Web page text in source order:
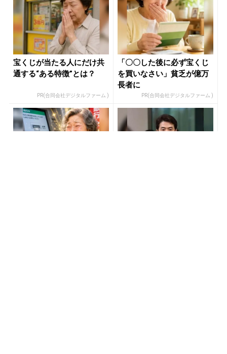
宝くじが当たる人にだけ共
通する“ある特徴”とは？
PR(合同会社デジタルファーム )
「〇〇した後に必ず宝くじ
を買いなさい」貧乏が億万
長者に
PR(合同会社デジタルファーム )